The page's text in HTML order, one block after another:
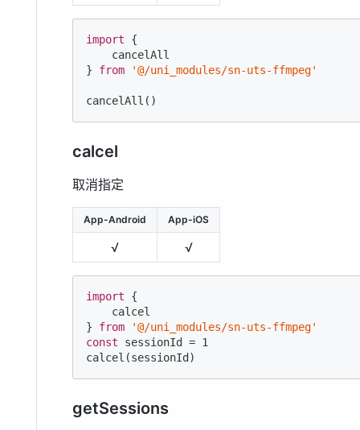
import {
    cancelAll
} from '@/uni_modules/sn-uts-ffmpeg'
cancelAll()
calcel
取消指定
App-Android App-iOS
√ √
import {
    calcel
} from
'@/uni_modules/sn-uts-ffmpeg'
const sessionId = 1
calcel(sessionId)
getSessions